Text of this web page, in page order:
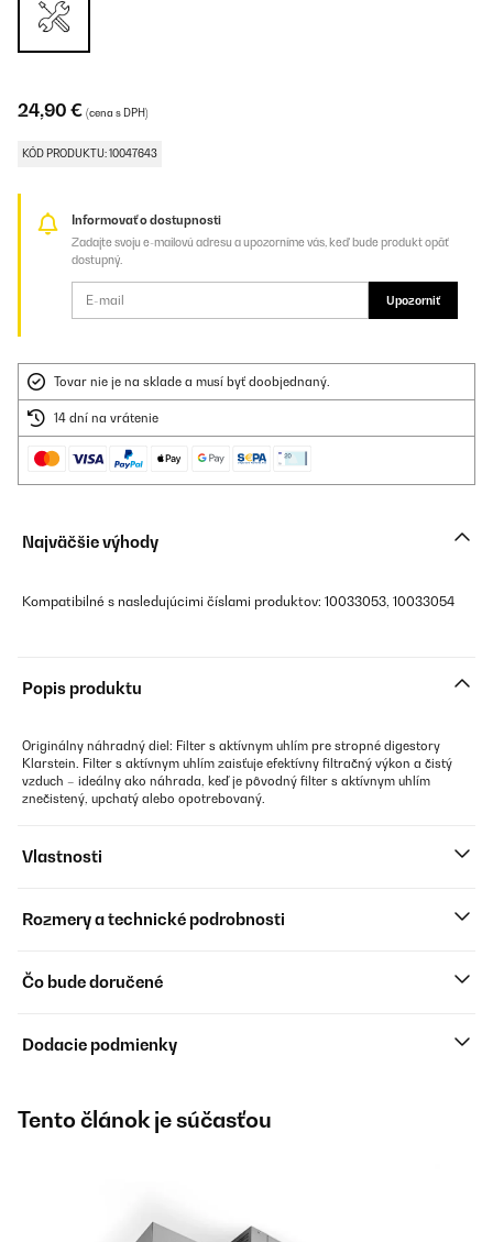
24,90 € (cena s DPH)
KÓD PRODUKTU: 10047643
Informovať o dostupnosti
Zadajte svoju e-mailovú adresu a upozorníme vás, keď bude produkt opäť
dostupný.
Upozorniť
Tovar nie je na sklade a musí byť doobjednaný.
14 dní na vrátenie
Najväčšie výhody
Kompatibilné s nasledujúcimi číslami produktov: 10033053, 10033054
Popis produktu
Originálny náhradný diel: Filter s aktívnym uhlím pre stropné digestory
Klarstein. Filter s aktívnym uhlím zaisťuje efektívny filtračný výkon a čistý
vzduch – ideálny ako náhrada, keď je pôvodný filter s aktívnym uhlím
znečistený, upchatý alebo opotrebovaný.
Vlastnosti
Rozmery a technické podrobnosti
Čo bude doručené
Dodacie podmienky
Tento článok je súčasťou